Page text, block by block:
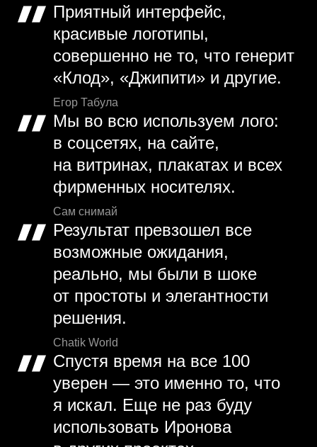
Приятный интерфейс,
красивые логотипы,
совершенно не то, что генерит
«Клод», «Джипити» и другие.
Егор Табула
Мы во всю используем лого:
в соцсетях, на сайте,
на витринах, плакатах и всех
фирменных носителях.
Сам снимай
Результат превзошел все
возможные ожидания,
реально, мы были в шоке
от простоты и элегантности
решения.
Chatik World
Спустя время на все 100
уверен — это именно то, что
я искал. Еще не раз буду
использовать Иронова